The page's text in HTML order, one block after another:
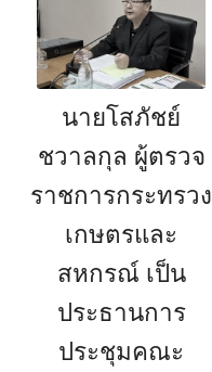
นายโสภัชย์
ชวาลกุล ผู้ตรวจ
ราชการกระทรวง
เกษตรและ
สหกรณ์ เป็น
ประธานการ
ประชุมคณะ